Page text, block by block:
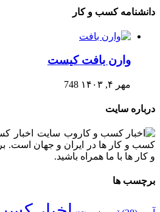
دانشنامه کسب و کار
وارن بافت کیست
مهر ۴, ۱۴۰۳ 748
درباره سایت
وب سایت اخبار
کسب و کار ها در ایران و جهان است.
و کار ها با ما همراه باشید.
برچسب ها